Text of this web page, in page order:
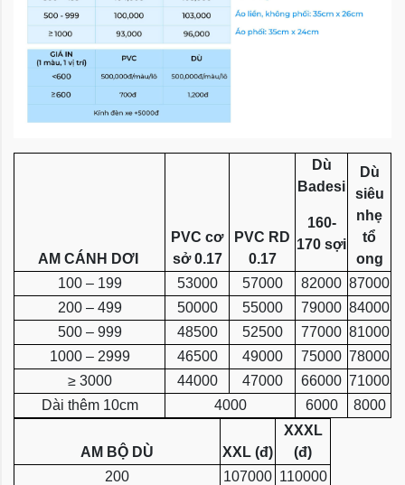
AM CÁNH DƠI
PVC cơ
sở 0.17
PVC RD
0.17
Dù
Badesi
160-
170 sợi
Dù
siêu
nhẹ
tổ
ong
100 – 199
53000 57000 82000 87000
200 – 499
50000 55000 79000 84000
500 – 999
48500 52500 77000 81000
1000 – 2999
46500 49000 75000 78000
≥ 3000
44000 47000 66000 71000
Dài thêm 10cm
4000 6000 8000
AM BỘ DÙ XXL (đ)
XXXL
(đ)
200
107000 110000